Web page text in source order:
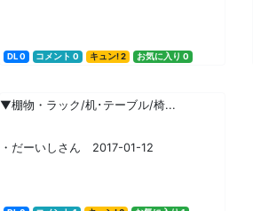
DL 0 コメント 0 キュン! 2 お気に入り 0
▼棚物・ラック/机･テーブル/椅...
・だーいしさん 2017-01-12